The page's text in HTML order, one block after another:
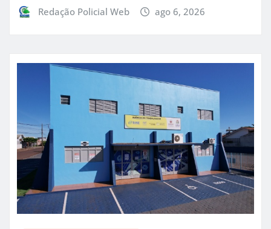
Redação Policial Web ago 6, 2026